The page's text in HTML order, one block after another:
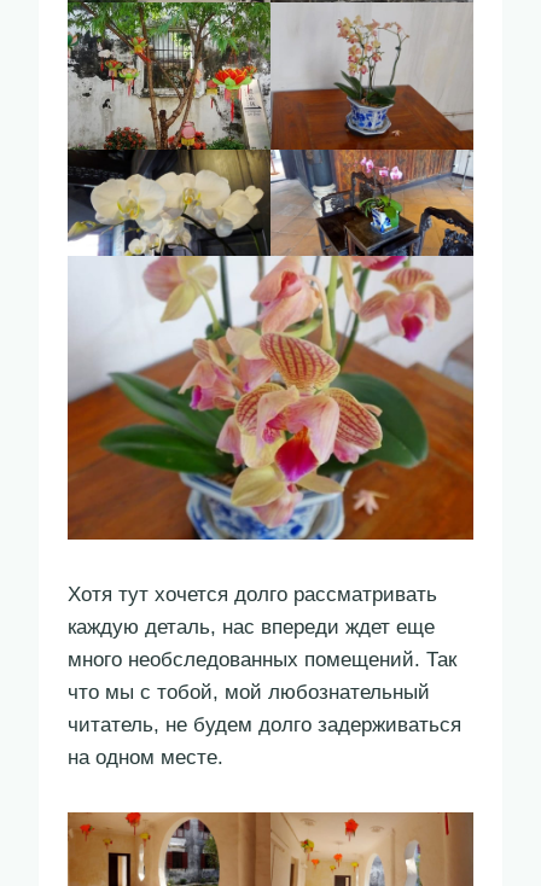
Хотя тут хочется долго рассматривать
каждую деталь, нас впереди ждет еще
много необследованных помещений. Так
что мы с тобой, мой любознательный
читатель, не будем долго задерживаться
на одном месте.